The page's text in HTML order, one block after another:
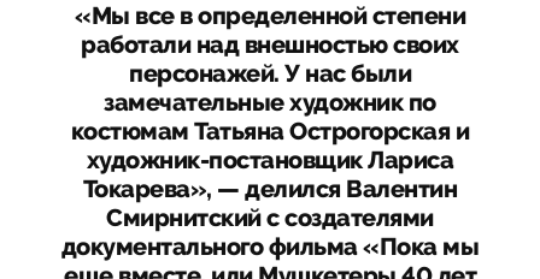
«Мы все в определенной степени
работали над внешностью своих
персонажей. У нас были
замечательные художник по
костюмам Татьяна Острогорская и
художник-постановщик Лариса
Токарева», — делился Валентин
Смирнитский с создателями
документального фильма «Пока мы